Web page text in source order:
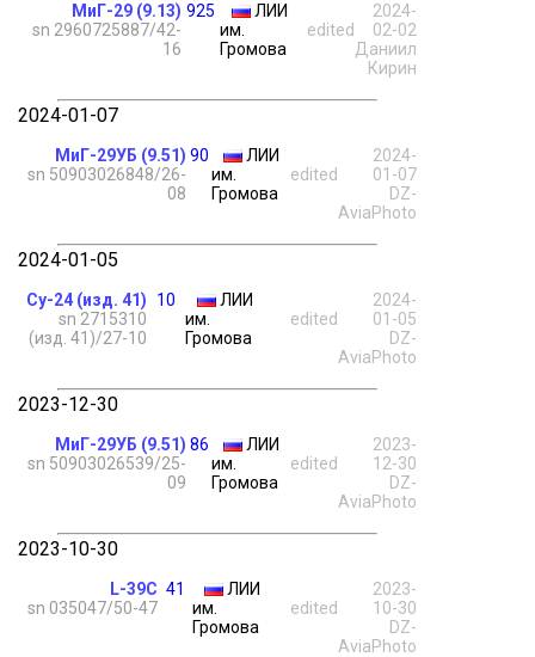
МиГ-29 (9.13)
sn 2960725887/42-
16
925
ЛИИ
им.
Громова
edited
2024-
02-02
Даниил
Кирин
2024-01-07
МиГ-29УБ (9.51)
sn 50903026848/26-
08
90
ЛИИ
им.
Громова
edited
2024-
01-07
DZ-
AviaPhoto
2024-01-05
Су-24 (изд. 41)
sn 2715310
(изд. 41)/27-10
10
ЛИИ
им.
Громова
edited
2024-
01-05
DZ-
AviaPhoto
2023-12-30
МиГ-29УБ (9.51)
sn 50903026539/25-
09
86
ЛИИ
им.
Громова
edited
2023-
12-30
DZ-
AviaPhoto
2023-10-30
L-39C
sn 035047/50-47
41
ЛИИ
им.
Громова
edited
2023-
10-30
DZ-
AviaPhoto